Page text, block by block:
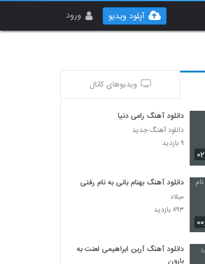
ورود آپلود ویدیو
ویدیوهای کانال
دانلود آهنگ رامی دنیا
دانلود آهنگ جدید
۹ بازدید
دانلود آهنگ بهنام بانی به نام رفتی
میلاد
۸۹۳ بازدید
دانلود آهنگ آرین ابراهیمی لعنت به
بارون